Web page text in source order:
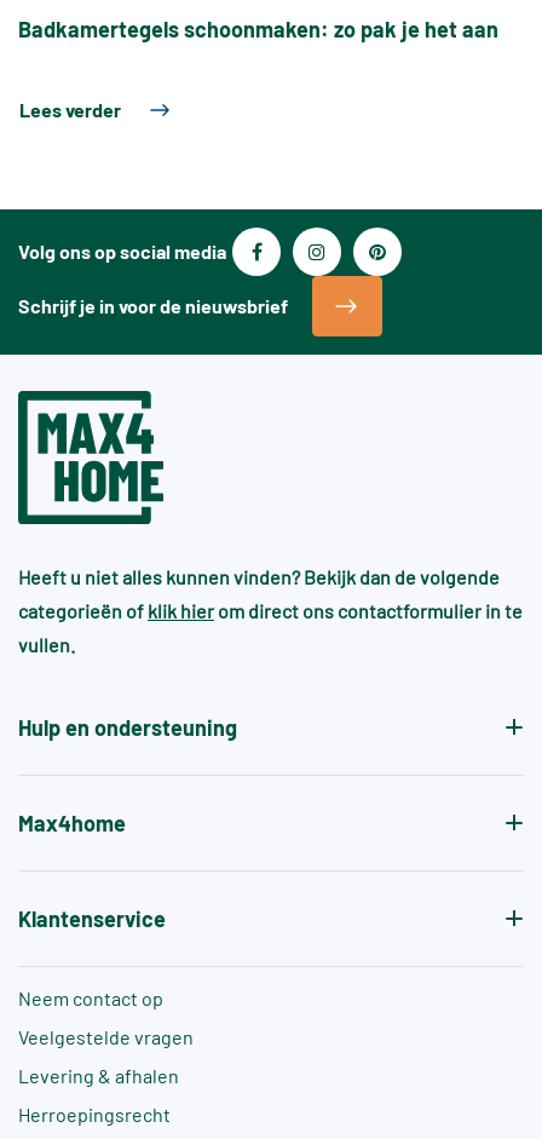
Badkamertegels schoonmaken: zo pak je het aan
Lees verder
Volg ons op social media
Schrijf je in voor de nieuwsbrief
Heeft u niet alles kunnen vinden? Bekijk dan de volgende
categorieën of klik hier om direct ons contactformulier in te
vullen.
Hulp en ondersteuning
Max4home
Klantenservice
Neem contact op
Veelgestelde vragen
Levering & afhalen
Herroepingsrecht